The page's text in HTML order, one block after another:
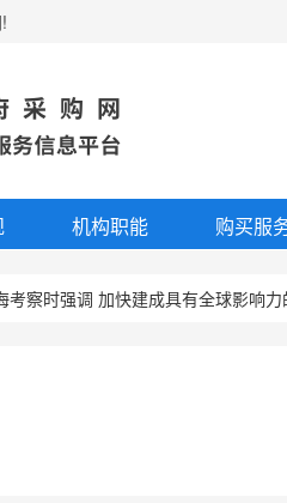
机构职能 购买服
要指示强调 坚持融入日常抓在经常
市场是信心所在（走市场 看韧性 强
考察时强调 加快建成具有全球影响
磁吸力”将更强